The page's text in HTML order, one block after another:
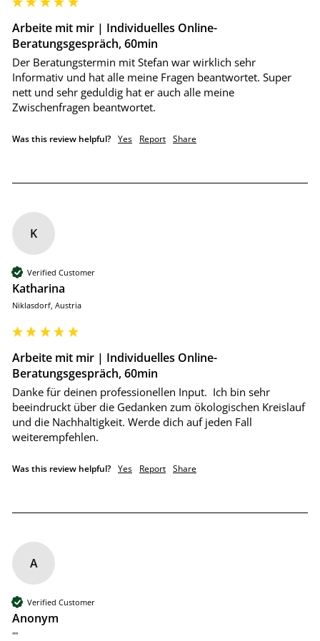
Arbeite mit mir | Individuelles Online-
Beratungsgespräch, 60min
Der Beratungstermin mit Stefan war wirklich sehr
Informativ und hat alle meine Fragen beantwortet. Super
nett und sehr geduldig hat er auch alle meine
Zwischenfragen beantwortet.
Was this review helpful? Yes Report Share
K
Verified Customer
Katharina
Niklasdorf, Austria
Arbeite mit mir | Individuelles Online-
Beratungsgespräch, 60min
Danke für deinen professionellen Input.  Ich bin sehr
beeindruckt über die Gedanken zum ökologischen Kreislauf
und die Nachhaltigkeit. Werde dich auf jeden Fall
weiterempfehlen.
Was this review helpful? Yes Report Share
A
Verified Customer
Anonym
""